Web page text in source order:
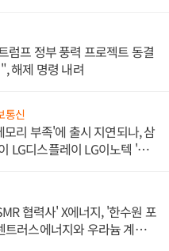
럼프 정부 풍력 프로젝트 동결
해제 명령 내려
통신
리 부족'에 출시 지연되나, 삼
LG디스플레이 LG이노텍 '탈
협력사' X에너지, '한수원 포
트러스에너지와 우라늄 계약